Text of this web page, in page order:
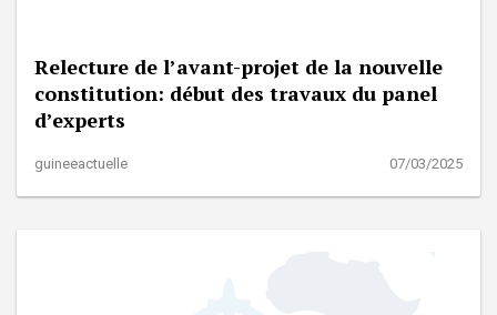
Relecture de l’avant-projet de la nouvelle
constitution: début des travaux du panel
d’experts
guineeactuelle 07/03/2025